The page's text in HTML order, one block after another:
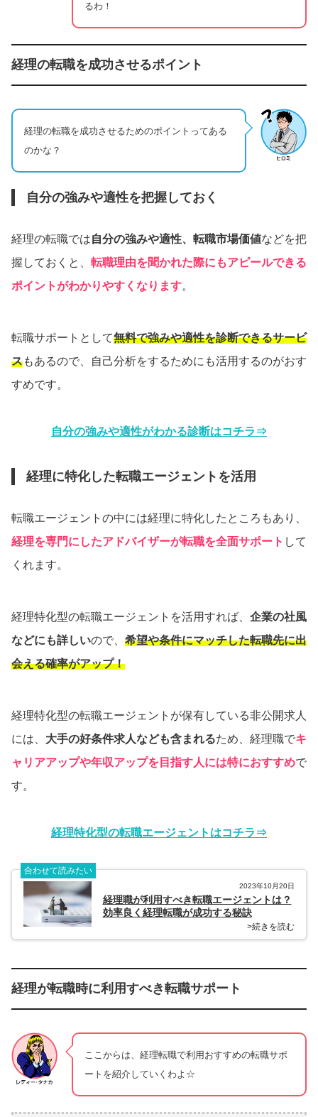
るわ！
経理の転職を成功させるポイント
経理の転職を成功させるためのポイントってある
のかな？
自分の強みや適性を把握しておく
経理の転職では自分の強みや適性、転職市場価値などを把
握しておくと、 転職理由を聞かれた際にもアピールできる
ポイントがわかりやすくなります。
転職サポートとして無料で強みや適性を診断できるサービ
スもあるので、自己分析をするためにも活用するのがおす
すめです。
自分の強みや適性がわかる診断はコチラ⇒
経理に特化した転職エージェントを活用
転職エージェントの中には経理に特化したところもあり、
経理を専門にしたアドバイザーが転職を全面サポート して
くれます。
経理特化型の転職エージェントを活用すれば、 企業の社風
などにも詳しいので、 希望や条件にマッチした転職先に出
会える確率がアップ！
経理特化型の転職エージェントが保有している非公開求人
には、 大手の好条件求人なども含まれるため、経理職でキ
ャリアアップや年収アップを目指す人には特におすすめで
す。
経理特化型の転職エージェントはコチラ⇒
合わせて読みたい
2023年10月20日
経理職が利用すべき転職エージェントは？
効率良く経理転職が成功する秘訣
>続きを読む
経理が転職時に利用すべき転職サポート
ここからは、経理転職で利用おすすめの転職サポ
ートを紹介していくわよ☆